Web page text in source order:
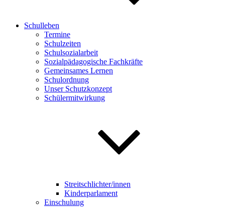
Schulleben
Termine
Schulzeiten
Schulsozialarbeit
Sozialpädagogische Fachkräfte
Gemeinsames Lernen
Schulordnung
Unser Schutzkonzept
Schülermitwirkung
Streitschlichter/innen
Kinderparlament
Einschulung